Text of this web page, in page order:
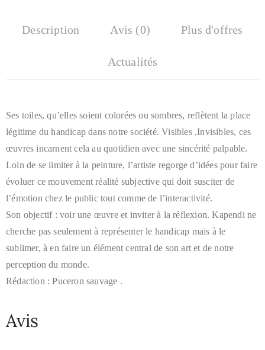
Description Avis (0) Plus d'offres
Actualités
Ses toiles, qu’elles soient colorées ou sombres, reflètent la place
légitime du handicap dans notre société. Visibles ,Invisibles, ces
œuvres incarnent cela au quotidien avec une sincérité palpable.
Loin de se limiter à la peinture, l’artiste regorge d’idées pour faire
évoluer ce mouvement réalité subjective qui doit susciter de
l’émotion chez le public tout comme de l’interactivité.
Son objectif : voir une œuvre et inviter à la réflexion. Kapendi ne
cherche pas seulement à représenter le handicap mais à le
sublimer, à en faire un élément central de son art et de notre
perception du monde.
Rédaction : Puceron sauvage .
Avis